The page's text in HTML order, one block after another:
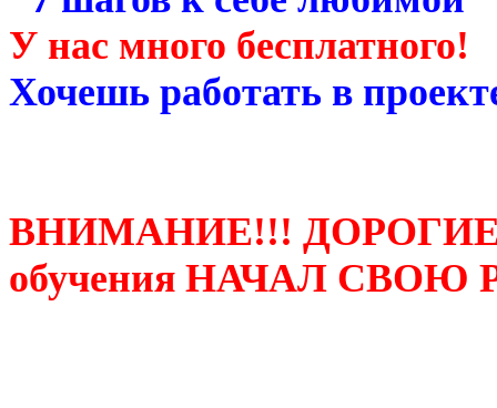
У нас много бесплатного!
Хочешь работать в
ВНИМАНИЕ!!!
обучения НАЧАЛ СВОЮ